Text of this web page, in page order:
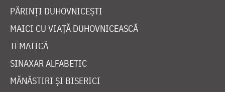
PĂRINȚI DUHOVNICEȘTI
MAICI CU VIAȚĂ DUHOVNICEASCĂ
TEMATICĂ
SINAXAR ALFABETIC
MĂNĂSTIRI ȘI BISERICI